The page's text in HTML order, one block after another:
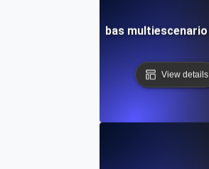
Pruebas
View details